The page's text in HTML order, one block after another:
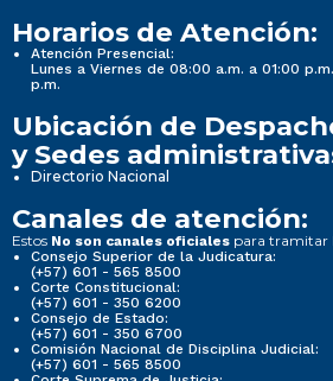
Horarios de Atención:
Atención Presencial:
Lunes a Viernes de 08:00 a.m. a 01:00
p.m.
Ubicación de
y Sedes
Directorio Nacional
Canales de atención:
Estos No son canales oficiales para tramitar
Consejo Superior de la Judicatura:
(+57) 601 - 565 8500
Corte Constitucional:
(+57) 601 - 350 6200
Consejo de Estado:
(+57) 601 - 350 6700
Comisión Nacional de Disciplina Judicial:
(+57) 601 - 565 8500